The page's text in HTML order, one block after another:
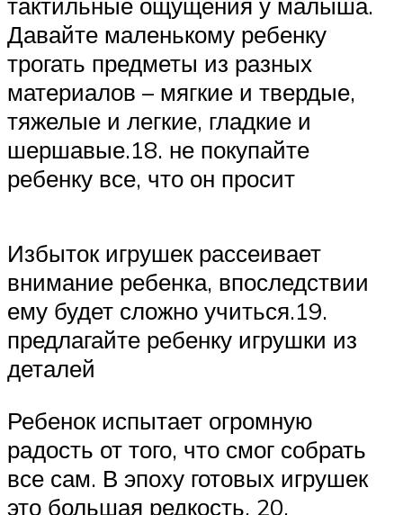
Давайте маленькому ребенку
трогать предметы из разных
материалов – мягкие и твердые,
тяжелые и легкие, гладкие и
шершавые.18. не покупайте
ребенку все, что он просит
Избыток игрушек рассеивает
внимание ребенка, впоследствии
ему будет сложно учиться.19.
предлагайте ребенку игрушки из
деталей
Ребенок испытает огромную
радость от того, что смог собрать
все сам. В эпоху готовых игрушек
это большая редкость. 20.